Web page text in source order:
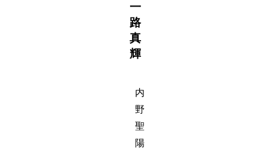
一
路
真
輝
内
野
聖
陽